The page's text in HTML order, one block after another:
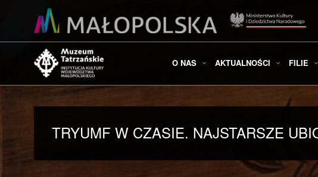
O NAS AKTUALNOŚCI FILIE
TRYUMF W CZASIE. NAJSTARSZE